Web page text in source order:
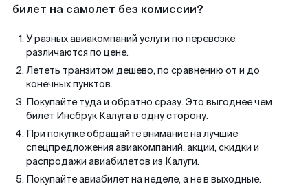
билет на самолет без комиссии?
У разных авиакомпаний услуги по перевозке
различаются по цене.
Лететь транзитом дешево, по сравнению от и до
конечных пунктов.
Покупайте туда и обратно сразу. Это выгоднее чем
билет Инсбрук Калуга в одну сторону.
При покупке обращайте внимание на лучшие
спецпредложения авиакомпаний, акции, скидки и
распродажи авиабилетов из Калуги.
Покупайте авиабилет на неделе, а не в выходные.